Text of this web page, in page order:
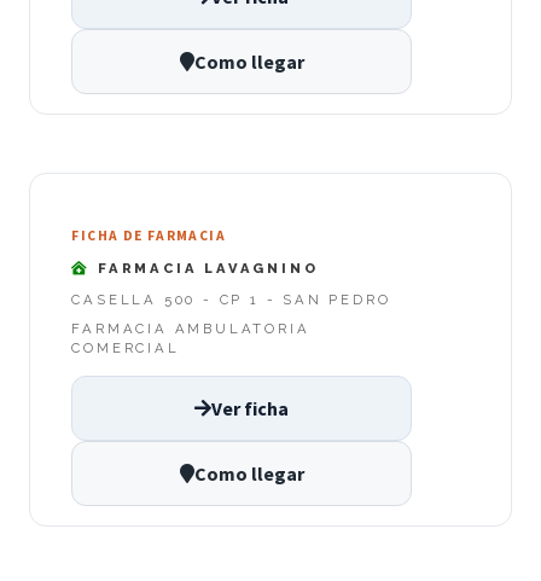
Como llegar
FICHA DE FARMACIA
FARMACIA LAVAGNINO
CASELLA 500 - CP 1 - SAN PEDRO
FARMACIA AMBULATORIA
COMERCIAL
Ver ficha
Como llegar